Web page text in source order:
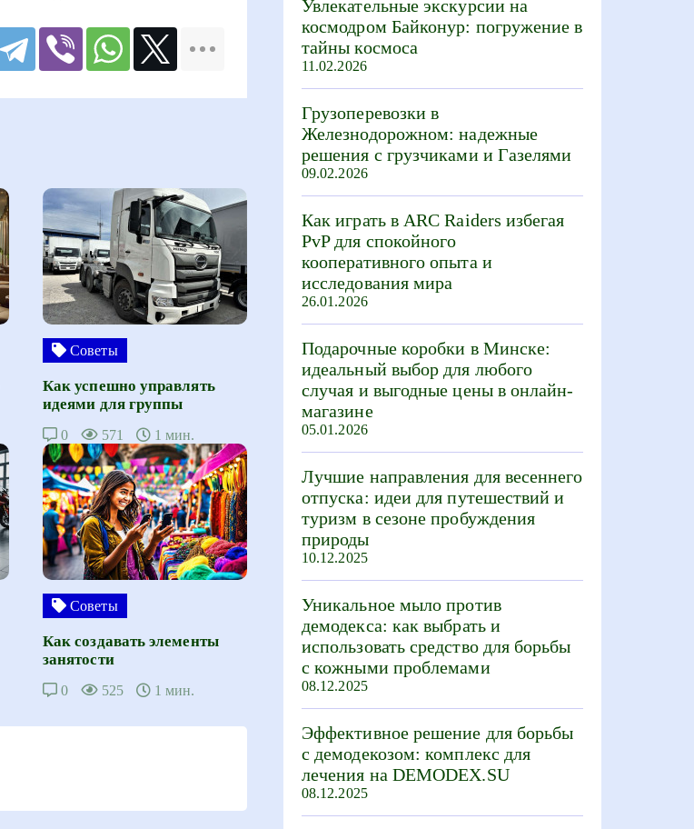
Советы
Как успешно управлять
идеями для группы
0 571 1 мин.
Советы
Как создавать элементы
занятости
0 525 1 мин.
Увлекательные экскурсии на
космодром Байконур: погружение в
тайны космоса
11.02.2026
Грузоперевозки в
Железнодорожном: надежные
решения с грузчиками и Газелями
09.02.2026
Как играть в ARC Raiders избегая
PvP для спокойного
кооперативного опыта и
исследования мира
26.01.2026
Подарочные коробки в Минске:
идеальный выбор для любого
случая и выгодные цены в онлайн-
магазине
05.01.2026
Лучшие направления для весеннего
отпуска: идеи для путешествий и
туризм в сезоне пробуждения
природы
10.12.2025
Уникальное мыло против
демодекса: как выбрать и
использовать средство для борьбы
с кожными проблемами
08.12.2025
Эффективное решение для борьбы
с демодекозом: комплекс для
лечения на DEMODEX.SU
08.12.2025